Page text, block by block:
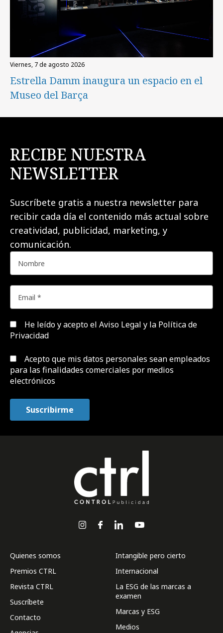
viernes, 7 de agosto 2026
Estrella Damm inaugura un espacio en el
Museo del Barça
RECIBE NUESTRA
NEWSLETTER
Suscríbete gratis a nuestra newsletter para
recibir cada día el contenido más actual sobre
creatividad, publicidad, marketing, y
comunicación.
He leído y acepto el Aviso Legal y la Política de
Privacidad
Acepto que mis datos personales sean empleados
para las finalidades comerciales por medios
electrónicos
Quienes somos
Premios CTRL
Revista CTRL
Suscríbete
Contacto
Intangible pero cierto
Internacional
La ESG de las marcas a
examen
Marcas y ESG
Medios